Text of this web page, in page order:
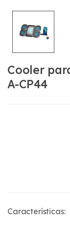
Cooler
A-CP44
Características: